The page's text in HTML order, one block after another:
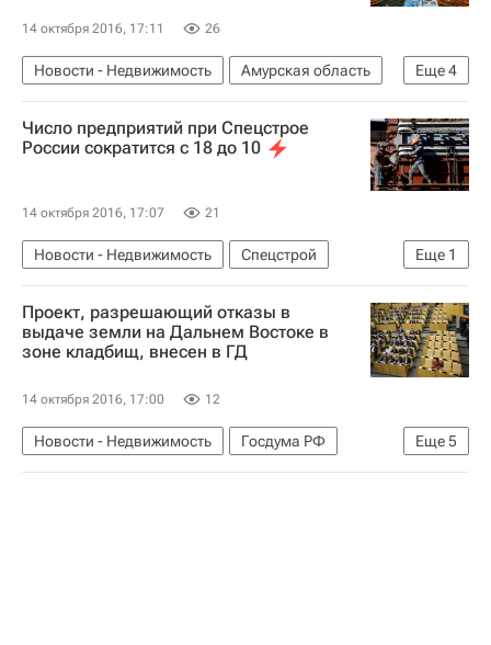
14 октября 2016, 17:11 26
Еще4
Новости - Недвижимость
Амурская область
Строительство
Нарушения
Космодром
Россия
Число предприятий при Спецстрое
России сократится с 18 до 10
14 октября 2016, 17:07 21
Еще 1
Новости - Недвижимость
Спецстрой
Россия
Проект, разрешающий отказы в
выдаче земли на Дальнем Востоке в
зоне кладбищ, внесен в ГД
14 октября 2016, 17:00 12
Еще5
Новости - Недвижимость
Госдума РФ
Дальний Восток
Законодательство